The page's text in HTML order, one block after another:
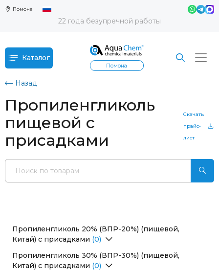
Помона
22 года безупречной работы
Каталог
Помона
Назад
Пропиленгликоль
пищевой с
присадками
Скачать
прайс-
лист
Пропиленгликоль 20% (ВПР-20%) (пищевой,
Китай) с присадками (0)
Пропиленгликоль 30% (ВПР-30%) (пищевой,
Китай) с присадками (0)